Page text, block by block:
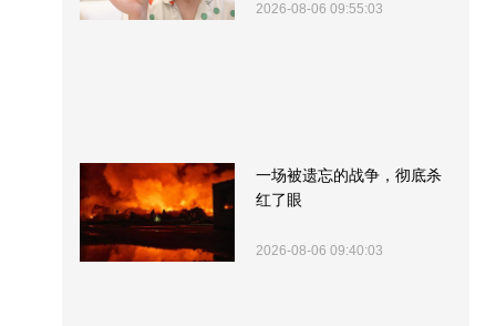
2026-08-06 09:55:03
一场被遗忘的战争，彻底杀
红了眼
2026-08-06 09:40:03